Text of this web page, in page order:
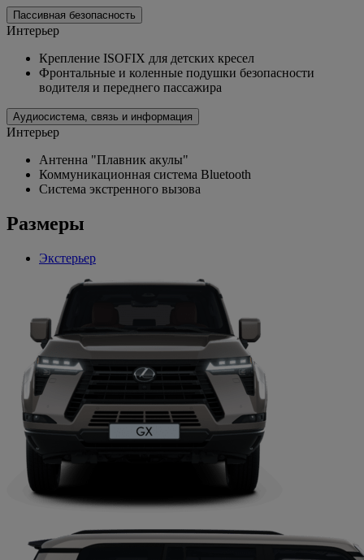
Пассивная безопасность
Интерьер
Крепление ISOFIX для детских кресел
Фронтальные и коленные подушки безопасности
водителя и переднего пассажира
Аудиосистема, связь и информация
Интерьер
Антенна "Плавник акулы"
Коммуникационная система Bluetooth
Система экстренного вызова
Размеры
Экстерьер